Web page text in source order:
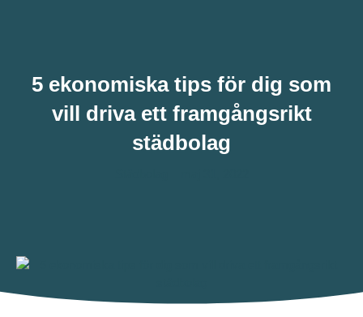
5 ekonomiska tips för dig som
vill driva ett framgångsrikt
städbolag